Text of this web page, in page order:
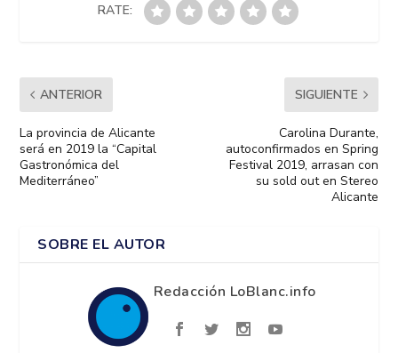
RATE:
ANTERIOR
La provincia de Alicante
será en 2019 la “Capital
Gastronómica del
Mediterráneo”
SIGUIENTE
Carolina Durante,
autoconfirmados en Spring
Festival 2019, arrasan con
su sold out en Stereo
Alicante
SOBRE EL AUTOR
Redacción LoBlanc.info